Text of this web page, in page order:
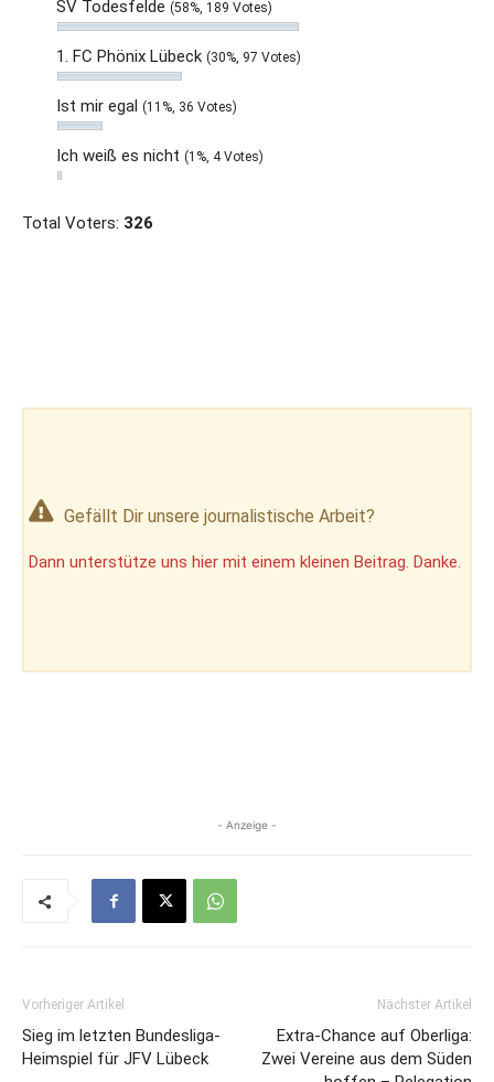
SV Todesfelde (58%, 189 Votes)
1. FC Phönix Lübeck (30%, 97 Votes)
Ist mir egal (11%, 36 Votes)
Ich weiß es nicht (1%, 4 Votes)
Total Voters: 326
Gefällt Dir unsere journalistische Arbeit?
Dann unterstütze uns hier mit einem kleinen Beitrag. Danke.
- Anzeige -
Vorheriger Artikel
Sieg im letzten Bundesliga-
Heimspiel für JFV Lübeck
Nächster Artikel
Extra-Chance auf Oberliga:
Zwei Vereine aus dem Süden